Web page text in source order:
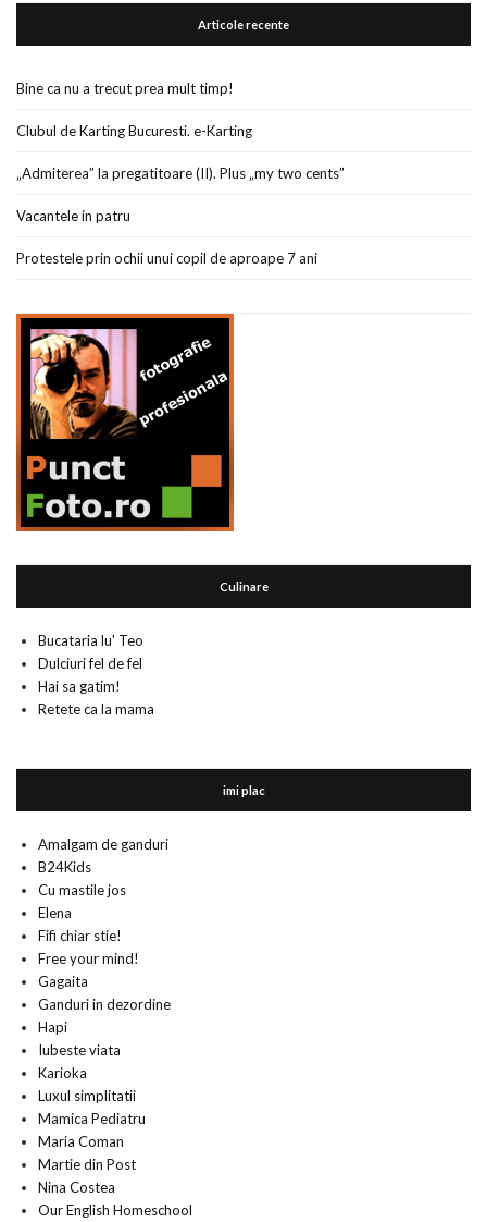
Articole recente
Bine ca nu a trecut prea mult timp!
Clubul de Karting Bucuresti. e-Karting
„Admiterea” la pregatitoare (II). Plus „my two cents”
Vacantele in patru
Protestele prin ochii unui copil de aproape 7 ani
Culinare
Bucataria lu' Teo
Dulciuri fel de fel
Hai sa gatim!
Retete ca la mama
imi plac
Amalgam de ganduri
B24Kids
Cu mastile jos
Elena
Fifi chiar stie!
Free your mind!
Gagaita
Ganduri in dezordine
Hapi
Iubeste viata
Karioka
Luxul simplitatii
Mamica Pediatru
Maria Coman
Martie din Post
Nina Costea
Our English Homeschool